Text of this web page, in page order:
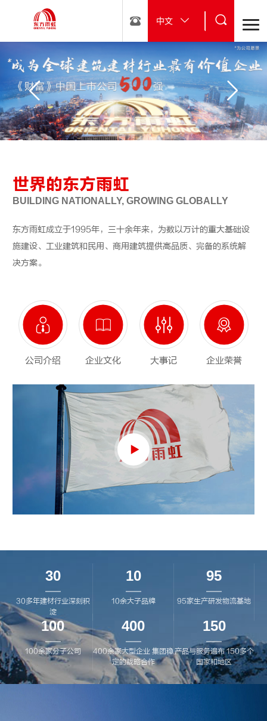
中文
世界的东方雨虹
BUILDING NATIONALLY, GROWING GLOBALLY
东方雨虹成立于1995年，三十余年来，为数以万计的重大基础设
施建设、工业建筑和民用、商用建筑提供高品质、完备的系统解
决方案。
公司介绍 企业文化 大事记 企业荣誉
30
30多年建材行业深刻积
淀
10
10余大子品牌
95
95家生产研发物流基地
100
100余家分子公司
400
400余家大型企业 集团稳
定的战略合作
150
产品与服务遍布 150多个
国家和地区